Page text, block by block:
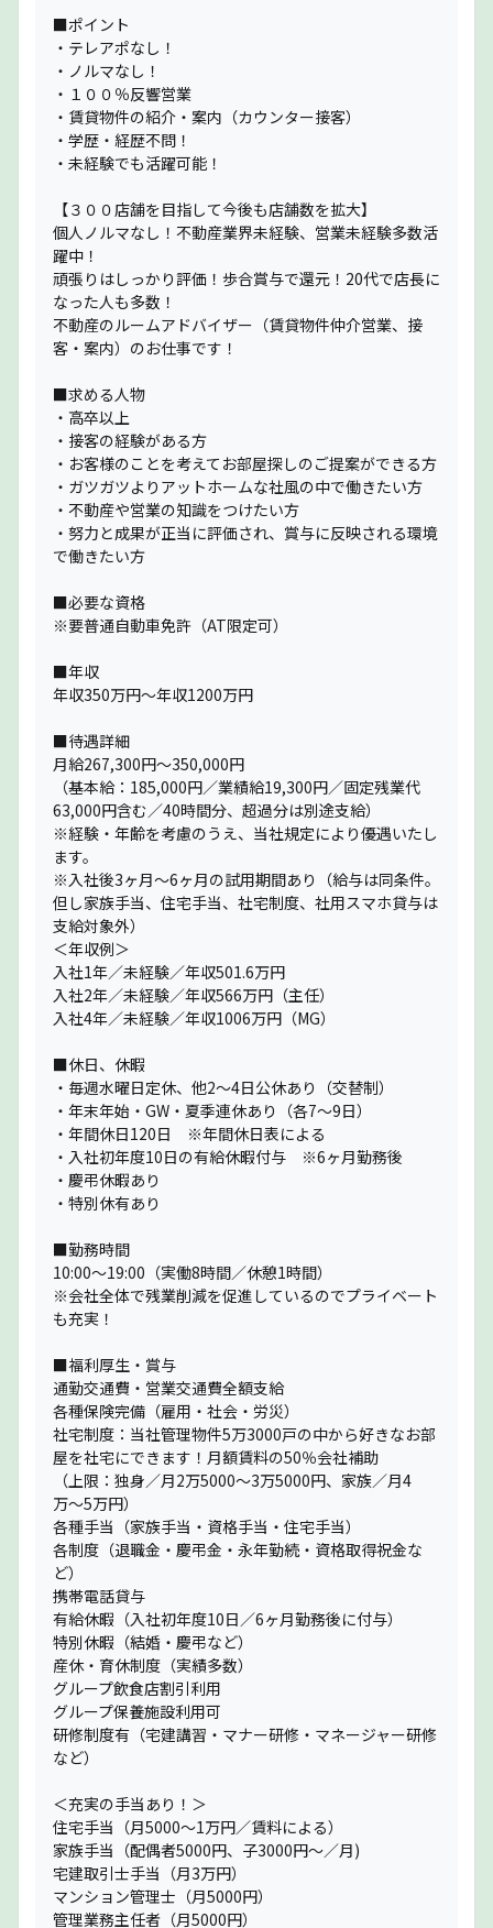
■ポイント
・テレアポなし！
・ノルマなし！
・１００％反響営業
・賃貸物件の紹介・案内（カウンター接客）
・学歴・経歴不問！
・未経験でも活躍可能！
【３００店舗を目指して今後も店舗数を拡大】
個人ノルマなし！不動産業界未経験、営業未経験多数活
躍中！
頑張りはしっかり評価！歩合賞与で還元！20代で店長に
なった人も多数！
不動産のルームアドバイザー（賃貸物件仲介営業、接
客・案内）のお仕事です！
■求める人物
・高卒以上
・接客の経験がある方
・お客様のことを考えてお部屋探しのご提案ができる方
・ガツガツよりアットホームな社風の中で働きたい方
・不動産や営業の知識をつけたい方
・努力と成果が正当に評価され、賞与に反映される環境
で働きたい方
■必要な資格
※要普通自動車免許（AT限定可）
■年収
年収350万円〜年収1200万円
■待遇詳細
月給267,300円～350,000円
（基本給：185,000円／業績給19,300円／固定残業代
63,000円含む／40時間分、超過分は別途支給）
※経験・年齢を考慮のうえ、当社規定により優遇いたし
ます。
※入社後3ヶ月〜6ヶ月の試用期間あり（給与は同条件。
但し家族手当、住宅手当、社宅制度、社用スマホ貸与は
支給対象外）
＜年収例＞
入社1年／未経験／年収501.6万円
入社2年／未経験／年収566万円（主任）
入社4年／未経験／年収1006万円（MG）
■休日、休暇
・毎週水曜日定休、他2〜4日公休あり（交替制）
・年末年始・GW・夏季連休あり（各7〜9日）
・年間休日120日 ※年間休日表による
・入社初年度10日の有給休暇付与 ※6ヶ月勤務後
・慶弔休暇あり
・特別休有あり
■勤務時間
10:00〜19:00（実働8時間／休憩1時間）
※会社全体で残業削減を促進しているのでプライベート
も充実！
■福利厚生・賞与
通勤交通費・営業交通費全額支給
各種保険完備（雇用・社会・労災）
社宅制度：当社管理物件5万3000戸の中から好きなお部
屋を社宅にできます！月額賃料の50％会社補助
（上限：独身／月2万5000〜3万5000円、家族／月4
万〜5万円）
各種手当（家族手当・資格手当・住宅手当）
各制度（退職金・慶弔金・永年勤続・資格取得祝金な
ど）
携帯電話貸与
有給休暇（入社初年度10日／6ヶ月勤務後に付与）
特別休暇（結婚・慶弔など）
産休・育休制度（実績多数）
グループ飲食店割引利用
グループ保養施設利用可
研修制度有（宅建講習・マナー研修・マネージャー研修
など）
＜充実の手当あり！＞
住宅手当（月5000〜1万円／賃料による）
家族手当（配偶者5000円、子3000円〜／月)
宅建取引士手当（月3万円）
マンション管理士（月5000円）
管理業務主任者（月5000円）